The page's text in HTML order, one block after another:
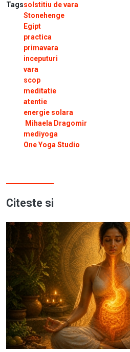
Tagssolstitiu de vara
Stonehenge
Egipt
practica
primavara
inceputuri
vara
scop
meditatie
atentie
energie solara
Mihaela Dragomir
mediyoga
One Yoga Studio
Citeste si